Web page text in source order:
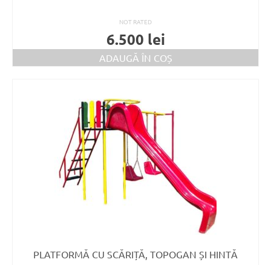
NOT RATED
6.500 lei
ADAUGĂ ÎN COȘ
PLATFORMĂ CU SCĂRIȚĂ, TOPOGAN ȘI HINTĂ